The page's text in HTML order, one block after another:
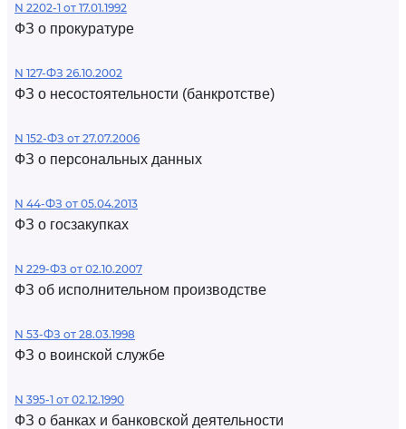
N 2202-1 от 17.01.1992
ФЗ о прокуратуре
N 127-ФЗ 26.10.2002
ФЗ о несостоятельности (банкротстве)
N 152-ФЗ от 27.07.2006
ФЗ о персональных данных
N 44-ФЗ от 05.04.2013
ФЗ о госзакупках
N 229-ФЗ от 02.10.2007
ФЗ об исполнительном производстве
N 53-ФЗ от 28.03.1998
ФЗ о воинской службе
N 395-1 от 02.12.1990
ФЗ о банках и банковской деятельности